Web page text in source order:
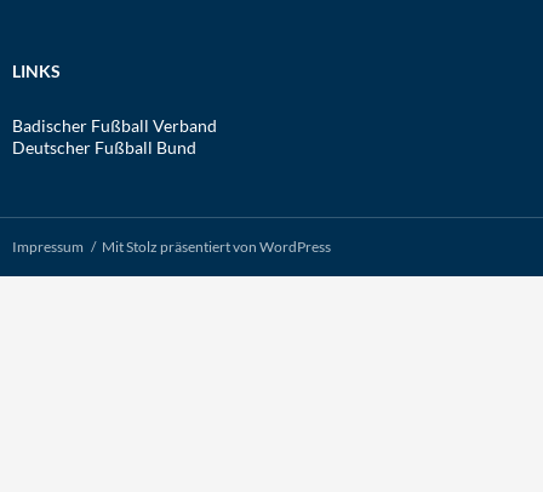
LINKS
Badischer Fußball Verband
Deutscher Fußball Bund
Impressum Mit Stolz präsentiert von WordPress